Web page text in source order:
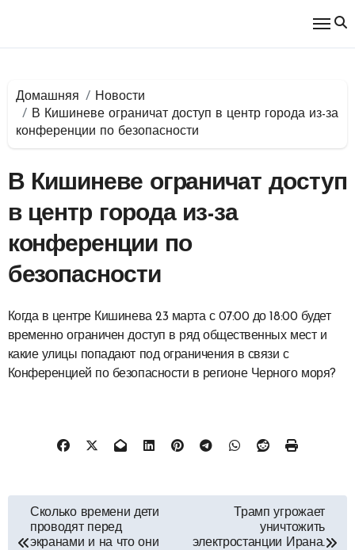
Домашняя
Новости
В Кишиневе ограничат доступ в центр города из-за
конференции по безопасности
В Кишиневе ограничат доступ
в центр города из-за
конференции по
безопасности
Когда в центре Кишинева 23 марта с 07:00 до 18:00 будет
временно ограничен доступ в ряд общественных мест и
какие улицы попадают под ограничения в связи с
Конференцией по безопасности в регионе Черного моря?
Навигация
по
Сколько времени дети
проводят перед
экранами и на что они
Трамп угрожает
уничтожить
электростанции Ирана.